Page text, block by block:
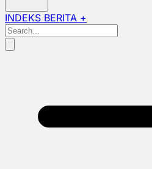
INDEKS BERITA +